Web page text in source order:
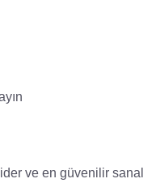
ve en güvenilir sanal